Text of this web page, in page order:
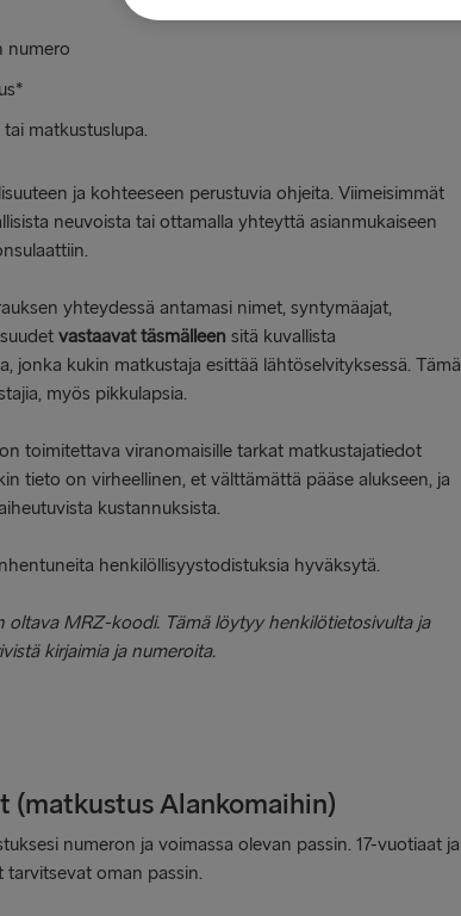
numero
matkustuslupa.
ja kohteeseen perustuvia ohjeita. Viimeisimmät
neuvoista tai ottamalla yhteyttä asianmukaiseen
yhteydessä antamasi nimet, syntymäajat,
vastaavat täsmälleen sitä kuvallista
jonka kukin matkustaja esittää lähtöselvityksessä. Tämä
myös pikkulapsia.
toimitettava viranomaisille tarkat matkustajatiedot
tieto on virheellinen, et välttämättä pääse alukseen, ja
kustannuksista.
henkilöllisyystodistuksia hyväksytä.
oltava MRZ-koodi. Tämä löytyy henkilötietosivulta ja
kirjaimia ja numeroita.
(matkustus Alankomaihin)
numeron ja voimassa olevan passin. 17-vuotiaat ja
oman passin.